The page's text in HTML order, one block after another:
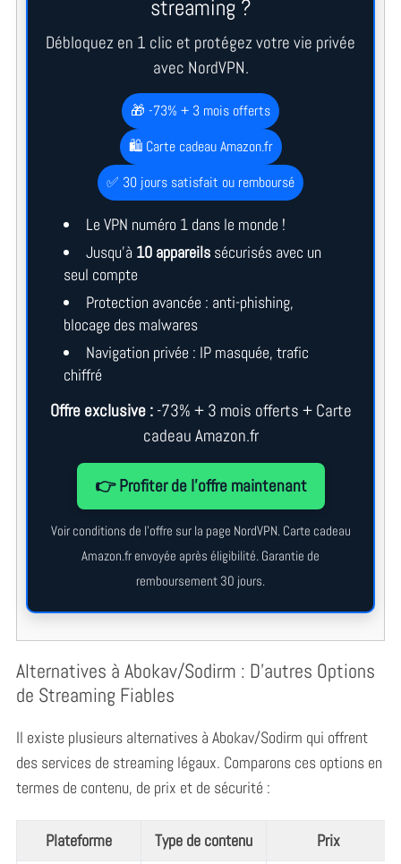
streaming ?
Débloquez en 1 clic et protégez votre vie privée
avec NordVPN.
🎁 -73% + 3 mois offerts
🛍️ Carte cadeau Amazon.fr
✅ 30 jours satisfait ou remboursé
Le VPN numéro 1 dans le monde !
Jusqu’à 10 appareilssécurisés avec un
seul compte
Protection avancée : anti-phishing,
blocage des malwares
Navigation privée : IP masquée, trafic
chiffré
Offre exclusive :-73% + 3 mois offerts + Carte
cadeau Amazon.fr
👉 Profiter de l’offre maintenant
Voir conditions de l’offre sur la page NordVPN. Carte cadeau
Amazon.fr envoyée après éligibilité. Garantie de
remboursement 30 jours.
Alternatives à Abokav/Sodirm : D’autres Options
de Streaming Fiables
Il existe plusieurs alternatives à Abokav/Sodirm qui offrent
des services de streaming légaux. Comparons ces options en
termes de contenu, de prix et de sécurité :
Plateforme Type de contenu
Prix